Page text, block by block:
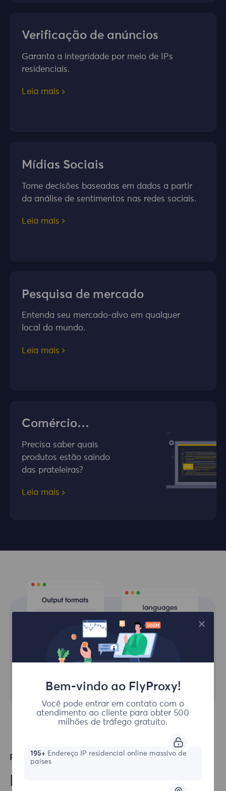
Verificação de anúncios
Garanta a integridade por meio de IPs
residenciais.
Leia mais
Mídias Sociais
Tome decisões baseadas em dados a partir
da análise de sentimentos nas redes sociais.
Leia mais
Pesquisa de mercado
Entenda seu mercado-alvo em qualquer
local do mundo.
Leia mais
Comércio
eletrônico
Precisa saber quais
produtos estão saindo
das prateleiras?
Leia mais
Principais idiomas suportados
Bem-vindo ao FlyProxy!
Você pode entrar em contato com o
atendimento ao cliente para obter 500
milhões de tráfego gratuito.
195+Endereço IP residencial online massivo de
países